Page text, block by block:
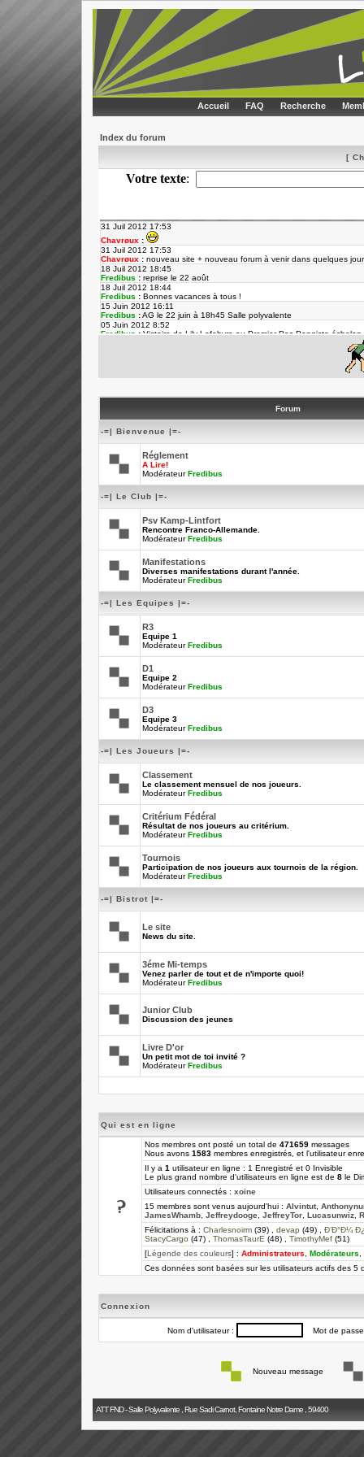
Accueil FAQ Recherche
Index du forum
[
Forum
-=| Bienvenue |=-
Réglement
A Lire!
ModérateurFredibus
-=| Le Club |=-
Psv Kamp-Lintfort
Rencontre Franco-Allemande.
ModérateurFredibus
Manifestations
Diverses manifestations durant l'année.
ModérateurFredibus
-=| Les Equipes |=-
R3
Equipe 1
ModérateurFredibus
D1
Equipe 2
ModérateurFredibus
D3
Equipe 3
ModérateurFredibus
-=| Les Joueurs |=-
Classement
Le classement mensuel de nos joueurs.
ModérateurFredibus
Critérium Fédéral
Résultat de nos joueurs au critérium.
ModérateurFredibus
Tournois
Participation de nos joueurs aux tournois de la région.
ModérateurFredibus
-=| Bistrot |=-
Le site
News du site.
3éme Mi-temps
Venez parler de tout et de n'importe quoi!
ModérateurFredibus
Junior Club
Discussion des jeunes
Livre D'or
Un petit mot de toi invité ?
ModérateurFredibus
Qui est en ligne
Nos membres ont posté un total de 471659 messages
Nous avons 1583 membres enregistrés, et l'utilisateur
Il y a 1 utilisateur en ligne : 1 Enregistré et 0 Invisible
Le plus grand nombre d'utilisateurs en ligne est de 8 le
Utilisateurs connectés : xoine
15 membres sont venus aujourd'hui : Alvintut,
JamesWhamb Jeffreydooge JeffreyTor Lucasunwiz
Félicitations à : Charlesnoirm (39) , devap (49) , Ð’Ð°Ð¼
StacyCargo (47) , ThomasTaurE (48) , TimothyMef (51)
[Légende des couleurs] : Administrateurs Modérateurs
Ces données sont basées sur les utilisateurs actifs des 5
Connexion
Nom d'utilisateur : Mot de
Nouveau message
ATT FND - Salle Polyvalente , Rue Sadi Carnot, Fontaine Notre Dame , 59400